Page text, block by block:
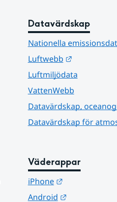
Datavärdskap
Nationella
Luftwebb
Länk till
Luftmiljödata
VattenWebb
Datavärdskap,
Datavärdskap för
Väderappar
iPhone
Länk till annan
Android
Länk till